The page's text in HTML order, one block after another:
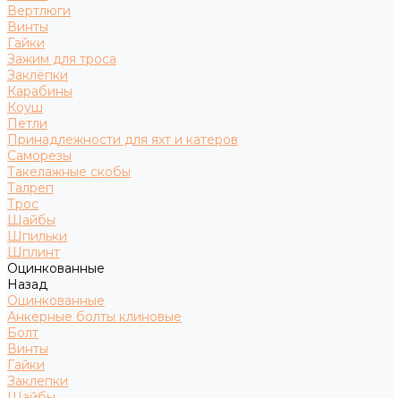
Вертлюги
Винты
Гайки
Зажим для троса
Заклёпки
Карабины
Коуш
Петли
Принадлежности для яхт и катеров
Саморезы
Такелажные скобы
Талреп
Трос
Шайбы
Шпильки
Шплинт
Оцинкованные
Назад
Оцинкованные
Анкерные болты клиновые
Болт
Винты
Гайки
Заклепки